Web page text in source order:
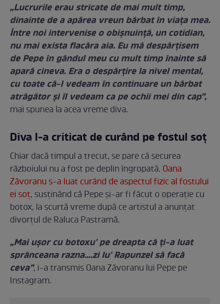
„Lucrurile erau stricate de mai mult timp,
dinainte de a apărea vreun bărbat în viaţa mea.
Între noi intervenise o obişnuinţă, un cotidian,
nu mai exista flacăra aia. Eu mă despărţisem
de Pepe în gândul meu cu mult timp înainte să
apară cineva. Era o despărţire la nivel mental,
cu toate că-l vedeam în continuare un bărbat
atrăgător şi îl vedeam ca pe ochii mei din cap”,
mai spunea la acea vreme diva.
Diva l-a criticat de curând pe fostul soț
Chiar dacă timpul a trecut, se pare că securea
războiului nu a fost pe deplin îngropată. Oana
Zăvoranu s-a luat curând de aspectul fizic al fostului
ei soț, susținând că Pepe și-ar fi făcut o operație cu
botox, la scurtă vreme după ce artistul a anunțat
divorțul de Raluca Pastramă.
„Mai ușor cu botoxu' pe dreapta că ți-a luat
sprânceana razna....zi lu' Rapunzel să facă
ceva”, i-a transmis Oana Zăvoranu lui Pepe pe
Instagram.